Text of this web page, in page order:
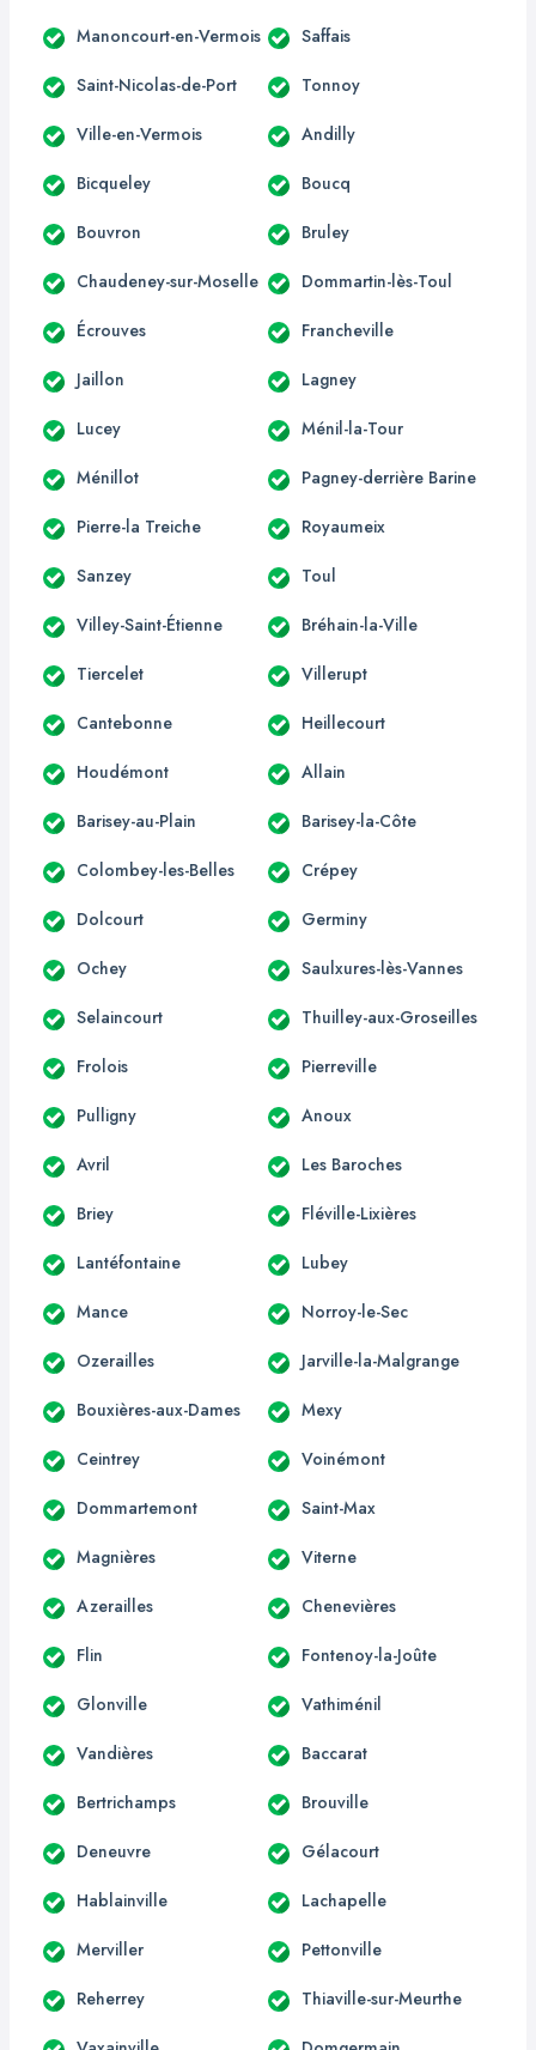
Manoncourt-en-Vermois Saffais
Saint-Nicolas-de-Port Tonnoy
Ville-en-Vermois Andilly
Bicqueley Boucq
Bouvron Bruley
Chaudeney-sur-Moselle Dommartin-lès-Toul
Écrouves Francheville
Jaillon Lagney
Lucey Ménil-la-Tour
Ménillot Pagney-derrière Barine
Pierre-la Treiche Royaumeix
Sanzey Toul
Villey-Saint-Étienne Bréhain-la-Ville
Tiercelet Villerupt
Cantebonne Heillecourt
Houdémont Allain
Barisey-au-Plain Barisey-la-Côte
Colombey-les-Belles Crépey
Dolcourt Germiny
Ochey Saulxures-lès-Vannes
Selaincourt Thuilley-aux-Groseilles
Frolois Pierreville
Pulligny Anoux
Avril Les Baroches
Briey Fléville-Lixières
Lantéfontaine Lubey
Mance Norroy-le-Sec
Ozerailles Jarville-la-Malgrange
Bouxières-aux-Dames Mexy
Ceintrey Voinémont
Dommartemont Saint-Max
Magnières Viterne
Azerailles Chenevières
Flin Fontenoy-la-Joûte
Glonville Vathiménil
Vandières Baccarat
Bertrichamps Brouville
Deneuvre Gélacourt
Hablainville Lachapelle
Merviller Pettonville
Reherrey Thiaville-sur-Meurthe